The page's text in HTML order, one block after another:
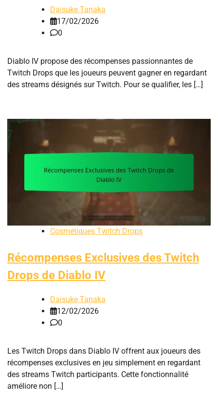
Daisuke Tanaka
17/02/2026
0
Diablo IV propose des récompenses passionnantes de
Twitch Drops que les joueurs peuvent gagner en regardant
des streams désignés sur Twitch. Pour se qualifier, les […]
Cosmétiques Twitch Drops
Récompenses Exclusives des Twitch
Drops de Diablo IV
Daisuke Tanaka
12/02/2026
0
Les Twitch Drops dans Diablo IV offrent aux joueurs des
récompenses exclusives en jeu simplement en regardant
des streams Twitch participants. Cette fonctionnalité
améliore non […]